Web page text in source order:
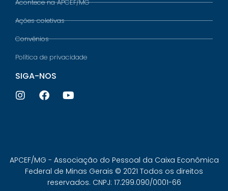
Acontece na APCEF/MG
Ações coletivas
Convênios
Política de privacidade
SIGA-NOS
APCEF/MG - Associação do Pessoal da Caixa Econômica
Federal de Minas Gerais © 2021 Todos os direitos
reservados. CNPJ: 17.299.090/0001-66